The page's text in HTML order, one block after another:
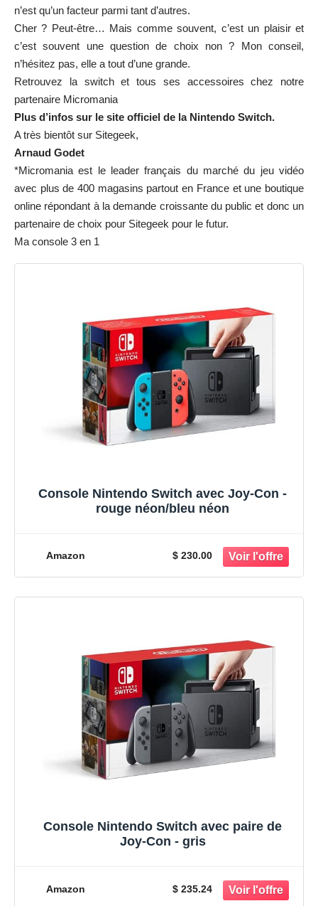
n’est qu’un facteur parmi tant d’autres.
Cher ? Peut-être… Mais comme souvent, c’est un plaisir et
c’est souvent une question de choix non ? Mon conseil,
n’hésitez pas, elle a tout d’une grande.
Retrouvez la switch et tous ses accessoires chez notre
partenaire Micromania
Plus d’infos sur le site officiel de la Nintendo Switch.
A très bientôt sur Sitegeek,
Arnaud Godet
*Micromania est le leader français du marché du jeu vidéo
avec plus de 400 magasins partout en France et une boutique
online répondant à la demande croissante du public et donc un
partenaire de choix pour Sitegeek pour le futur.
Ma console 3 en 1
Console Nintendo Switch avec Joy-Con -
rouge néon/bleu néon
Amazon $ 230.00
Console Nintendo Switch avec paire de
Joy-Con - gris
Amazon $ 235.24